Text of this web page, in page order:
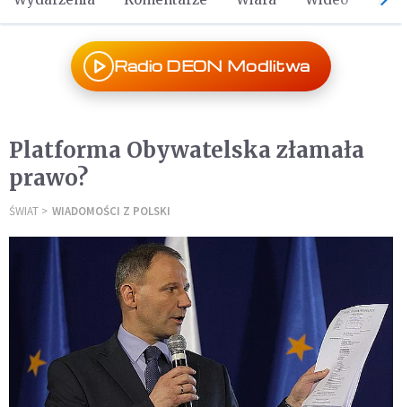
Radio DEON Modlitwa
Platforma Obywatelska złamała
prawo?
ŚWIAT WIADOMOŚCI Z POLSKI